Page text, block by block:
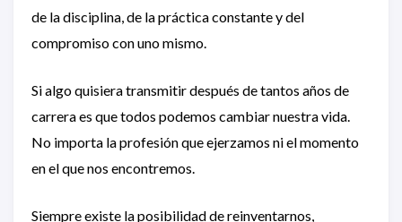
de la disciplina, de la práctica constante y del
compromiso con uno mismo.
Si algo quisiera transmitir después de tantos años de
carrera es que todos podemos cambiar nuestra vida.
No importa la profesión que ejerzamos ni el momento
en el que nos encontremos.
Siempre existe la posibilidad de reinventarnos,